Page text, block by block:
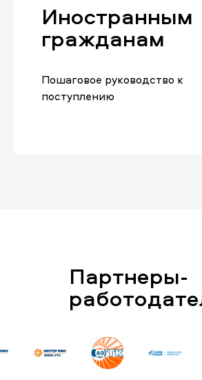
Иностранным
гражданам
Пошаговое руководство к
поступлению
Партнеры-